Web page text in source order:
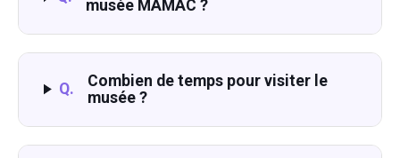
musée MAMAC ?
Q.
Combien de temps pour visiter le
musée ?